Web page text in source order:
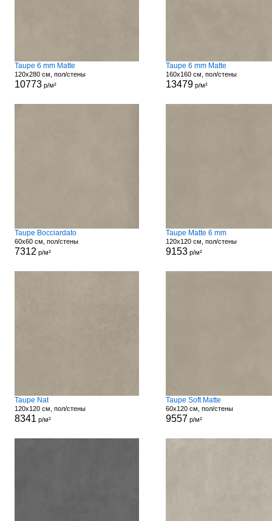
Taupe 6 mm Matte
120x280 см, пол/стены
10773р/м²
Taupe 6 mm Matte
160x160 см, пол/стены
13479р/м²
Taupe Bocciardato
60x60 см, пол/стены
7312 р/м²
Taupe Matte 6 mm
120x120 см, пол/стены
9153р/м²
Taupe Nat
120x120 см, пол/стены
8341 р/м²
Taupe Soft Matte
60x120 см, пол/стены
9557 р/м²